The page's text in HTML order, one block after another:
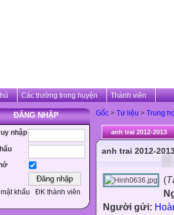
Các trường trong huyện Thành viên
ĐĂNG NHẬP
nhập
khẩu ĐK thành viên
Gốc > Tư liệu > Trung
anh trai 2012-2013
anh trai 2012-
(
Người gửi: